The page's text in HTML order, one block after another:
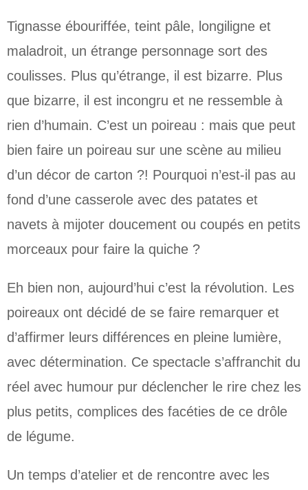
Tignasse ébouriffée, teint pâle, longiligne et
maladroit, un étrange personnage sort des
coulisses. Plus qu’étrange, il est bizarre. Plus
que bizarre, il est incongru et ne ressemble à
rien d’humain. C’est un poireau : mais que peut
bien faire un poireau sur une scène au milieu
d’un décor de carton ?! Pourquoi n’est-il pas au
fond d’une casserole avec des patates et
navets à mijoter doucement ou coupés en petits
morceaux pour faire la quiche ?
Eh bien non, aujourd’hui c’est la révolution. Les
poireaux ont décidé de se faire remarquer et
d’affirmer leurs différences en pleine lumière,
avec détermination. Ce spectacle s’affranchit du
réel avec humour pur déclencher le rire chez les
plus petits, complices des facéties de ce drôle
de légume.
Un temps d’atelier et de rencontre avec les